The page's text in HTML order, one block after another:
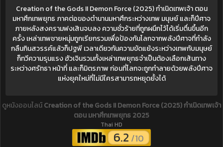
Creation of the Gods II Demon Force (2025) กำเนิดเทพเจ้า ตอน
มหาศึกเทพยุทธ ภาคต่อของตำนานมหาศึกระหว่างเทพ มนุษย์ และก็ปีศาจ
ภายหลังสงครามฟงเสินจบลง ความชั่วร้ายที่ถูกผนึกไว้ได้เริ่มตื่นขึ้นอีก
ครั้ง เหล่าเทพชายหนุ่มถูกเรียกรวมเพื่อป้องกันโลกจากพลังปีศาจที่กำลัง
กลืนกินสวรรค์แล้วก็ปฐพี เวลาเดียวกันความขัดแย้งระหว่างเทพกับมนุษย์
ก็ทวีความรุนแรง ฮัวเจินรวมทั้งเหล่าเทพยุทธจำเป็นต้องเลือกเส้นทาง
ระหว่างศรัทธา หน้าที่ และก็มิตรภาพ ก่อนที่โลกจะถูกทำลายด้วยพลังปีศาจ
แห่งยุคใหม่ที่ไม่มีใครสามารถหยุดยั้งได้
ดูหนังออนไลน์Creation of the Gods II Demon Force (2025) กำเนิดเทพเจ้า
ตอน มหาศึกเทพยุทธ 2025
Thai HD
6.2 /10